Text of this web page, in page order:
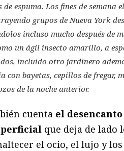
espuma. Los fines de semana
grupos de Nueva York
incluso mucho después de
un ágil insecto amarillo, a
incluido otro jardinero
con bayetas, cepillos de fregar,
de la noche anterior.
cuenta el
que deja de lado
el ocio, el lujo y